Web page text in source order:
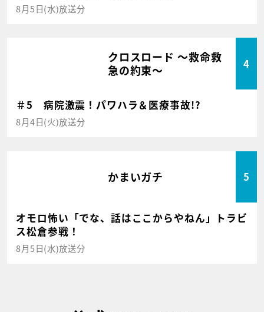
8月5日(水)放送分
クロスロード ～救命救
急の約束～
4
＃5 病院激震！パワハラ＆医療事故!?
8月4日(火)放送分
かまいガチ 5
オモロ怖い「でな、話はここからやねん」トラビ
ス松倉参戦！
8月5日(水)放送分